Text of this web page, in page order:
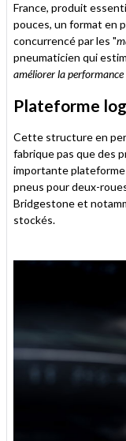
France, produit
pouces, un format en
concurrencé par les "
pneumaticien qui
améliorer la
Plateforme
Cette structure en
fabrique pas que des
importante
pneus pour deux-
Bridgestone et
stockés.